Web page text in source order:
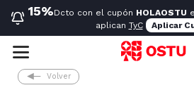
15%Dcto con el cupón HOLAOSTU
aplican TyC Aplicar
Volver